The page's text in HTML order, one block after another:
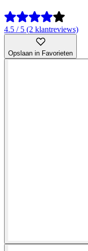
4.5 / 5 (2 klantreviews)
Opslaan in Favorieten